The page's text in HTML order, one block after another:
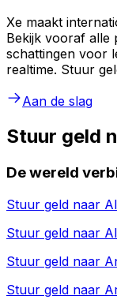
Xe maakt
Bekijk vooraf alle
schattingen voor
realtime. Stuur
Aan de slag
Stuur geld
De wereld
Stuur geld naar
Stuur geld naar
Stuur geld naar
Stuur geld naar